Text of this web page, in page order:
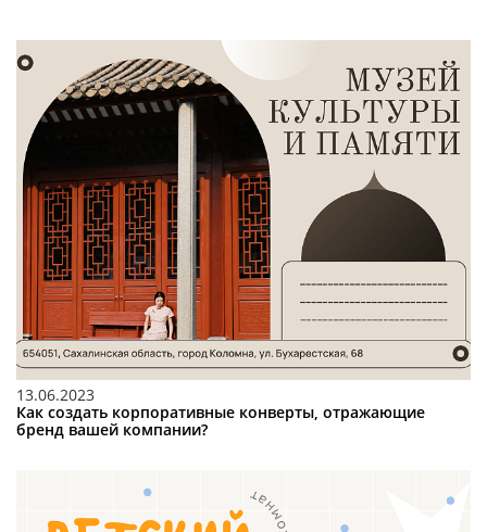
13.06.2023
Как создать корпоративные конверты, отражающие
бренд вашей компании?